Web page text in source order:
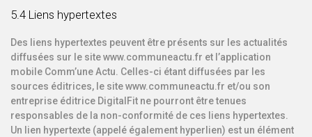
5.4 Liens hypertextes
Des liens hypertextes peuvent être présents sur les actualités
diffusées sur le site www.communeactu.fr et l’application
mobile Comm’une Actu. Celles-ci étant diffusées par les
sources éditrices, le site www.communeactu.fr et/ou son
entreprise éditrice DigitalFit ne pourront être tenues
responsables de la non-conformité de ces liens hypertextes.
Un lien hypertexte (appelé également hyperlien) est un élément